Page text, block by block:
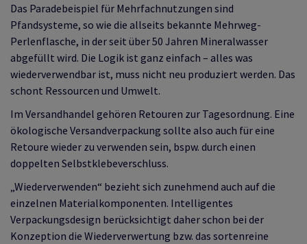
Das Paradebeispiel für Mehrfachnutzungen sind
Pfandsysteme, so wie die allseits bekannte Mehrweg-
Perlenflasche, in der seit über 50 Jahren Mineralwasser
abgefüllt wird. Die Logik ist ganz einfach – alles was
wiederverwendbar ist, muss nicht neu produziert werden. Das
schont Ressourcen und Umwelt.
Im Versandhandel gehören Retouren zur Tagesordnung. Eine
ökologische Versandverpackung sollte also auch für eine
Retoure wieder zu verwenden sein, bspw. durch einen
doppelten Selbstklebeverschluss.
„Wiederverwenden“ bezieht sich zunehmend auch auf die
einzelnen Materialkomponenten. Intelligentes
Verpackungsdesign berücksichtigt daher schon bei der
Konzeption die Wiederverwertung bzw. das sortenreine